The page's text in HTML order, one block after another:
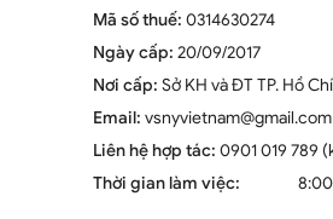
Mã số thuế: 0314630274
Ngày cấp: 20/09/2017
Nơi cấp: Sở KH và ĐT TP. Hồ
Email: vsnyvietnam@gmail.com
Liên hệ hợp tác: 0901 019 789
Thời gian làm việc: